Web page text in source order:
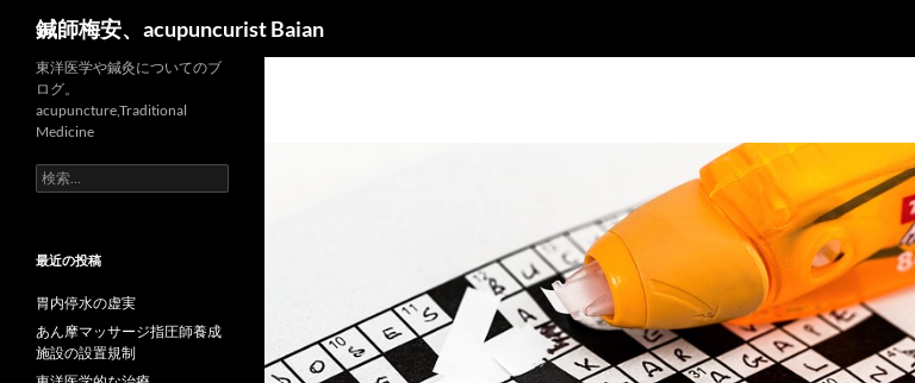
鍼師梅安、acupuncurist Baian
東洋医学や鍼灸についてのブ
ログ。
acupuncture,Traditional
Medicine
検
索:
最近の投稿
胃内停水の虚実
あん摩マッサージ指圧師養成
施設の設置規制